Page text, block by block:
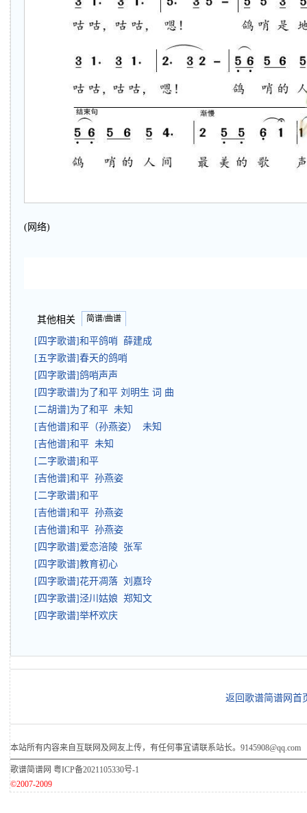
(网络)
其他相关 简谱/曲谱
[四字歌谱]和平鸽哨 薛建成
[五字歌谱]春天的鸽哨
[四字歌谱]鸽哨声声
[四字歌谱]为了和平 刘明生 词 曲
[二胡谱]为了和平 未知
[吉他谱]和平（孙燕姿） 未知
[吉他谱]和平 未知
[二字歌谱]和平
[吉他谱]和平 孙燕姿
[二字歌谱]和平
[吉他谱]和平 孙燕姿
[吉他谱]和平 孙燕姿
[四字歌谱]爱恋涪陵 张军
[四字歌谱]教育初心
[四字歌谱]花开凋落 刘嘉玲
[四字歌谱]泾川姑娘 郑知文
[四字歌谱]举杯欢庆
返回歌谱简谱网首
本站所有内容来自互联网及网友上传，有任何事宜请联系站长。9145908@qq.com
歌谱简谱网 粤ICP备2021105330号-1
©2007-2009